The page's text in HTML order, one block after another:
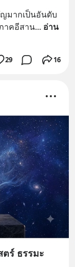
มากเป็นอันดับ
าคอีสาน... อ่าน
29 16
ตร์ ธรรมะ